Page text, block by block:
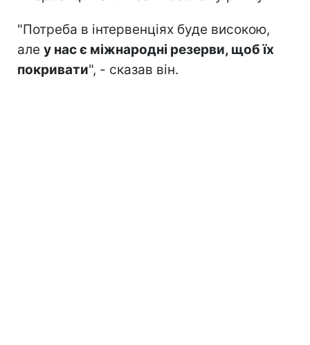
"Потреба в інтервенціях буде високою,
але у нас є міжнародні резерви, щоб їх
покривати", - сказав він.